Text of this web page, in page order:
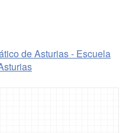
de Asturias - Escuela